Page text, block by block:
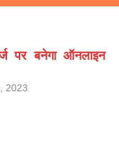
पर बनेगा ऑनलाइन
2023